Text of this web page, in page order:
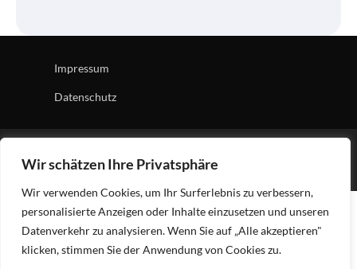
Wir schätzen Ihre Privatsphäre
Wir verwenden Cookies, um Ihr Surferlebnis zu verbessern,
personalisierte Anzeigen oder Inhalte einzusetzen und unseren
Datenverkehr zu analysieren. Wenn Sie auf „Alle akzeptieren"
klicken, stimmen Sie der Anwendung von Cookies zu.
Impressum
Datenschutz
| Powered byWordPress.